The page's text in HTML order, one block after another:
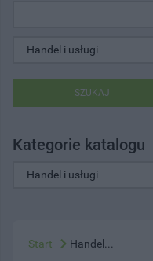
SZUKAJ
Kategorie katalogu
Start Handel...